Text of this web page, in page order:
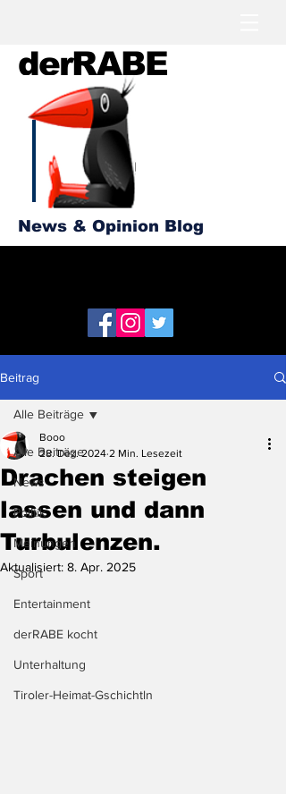
derRABE
News & Opinion Blog
Beitrag
Alle Beiträge
News
Politik
Meinungen
Sport
Entertainment
derRABE kocht
Unterhaltung
Tiroler-Heimat-Gschichtln
Alle Beiträge
Drachen steigen
lassen und dann
Turbulenzen.
Booo
28. Dez. 2024 2 Min. Lesezeit
Aktualisiert: 8. Apr. 2025